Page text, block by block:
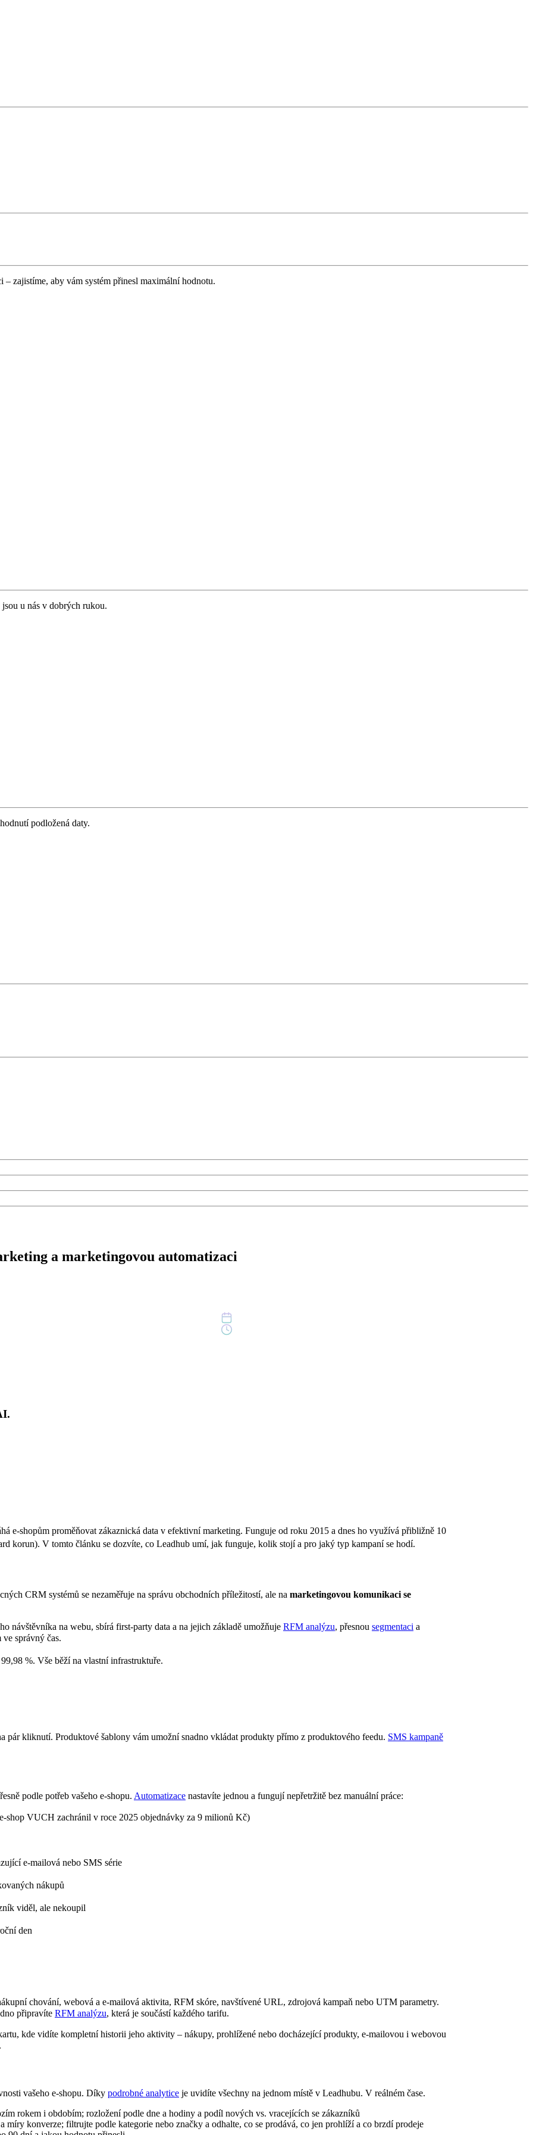
zajistíme, aby vám systém přinesl maximální hodnotu.
u nás v dobrých rukou.
podložená daty.
a marketingovou automatizaci
e-shopům proměňovat zákaznická data v efektivní marketing. Funguje od roku 2015 a dnes ho využívá přibližně 10
korun). V tomto článku se dozvíte, co Leadhub umí, jak funguje, kolik stojí a pro jaký typ kampaní se hodí.
CRM systémů se nezaměřuje na správu obchodních příležitostí, ale na marketingovou komunikaci se
návštěvníka na webu, sbírá first-party data a na jejich základě umožňuje RFM analýzu, přesnou segmentaci a
správný čas.
%. Vše běží na vlastní infrastruktuře.
kliknutí. Produktové šablony vám umožní snadno vkládat produkty přímo z produktového feedu. SMS kampaně
podle potřeb vašeho e-shopu. Automatizace nastavíte jednou a fungují nepřetržitě bez manuální práce:
shop VUCH zachránil v roce 2025 objednávky za 9 milionů Kč)
e-mailová nebo SMS série
nákupů
viděl, ale nekoupil
den
chování, webová a e-mailová aktivita, RFM skóre, navštívené URL, zdrojová kampaň nebo UTM parametry.
připravíte RFM analýzu, která je součástí každého tarifu.
kde vidíte kompletní historii jeho aktivity – nákupy, prohlížené nebo docházející produkty, e-mailovou i webovou
vašeho e‑shopu. Díky podrobné analytice je uvidíte všechny na jednom místě v Leadhubu. V reálném čase.
rokem i obdobím; rozložení podle dne a hodiny a podíl nových vs. vracejících se zákazníků
míry konverze; filtrujte podle kategorie nebo značky a odhalte, co se prodává, co jen prohlíží a co brzdí prodeje